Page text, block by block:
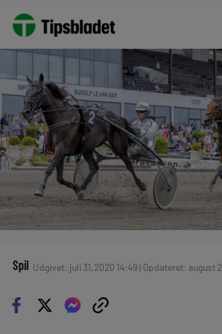
Spil Udgivet: juli 31, 2020 14:49 | Opdateret: august